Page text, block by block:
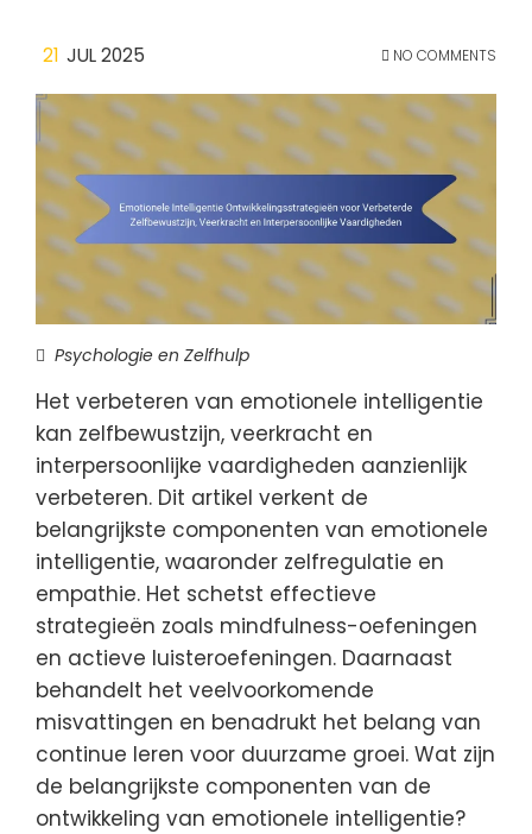
21 JUL 2025 NO COMMENTS
Psychologie en Zelfhulp
Het verbeteren van emotionele intelligentie
kan zelfbewustzijn, veerkracht en
interpersoonlijke vaardigheden aanzienlijk
verbeteren. Dit artikel verkent de
belangrijkste componenten van emotionele
intelligentie, waaronder zelfregulatie en
empathie. Het schetst effectieve
strategieën zoals mindfulness-oefeningen
en actieve luisteroefeningen. Daarnaast
behandelt het veelvoorkomende
misvattingen en benadrukt het belang van
continue leren voor duurzame groei. Wat zijn
de belangrijkste componenten van de
ontwikkeling van emotionele intelligentie?